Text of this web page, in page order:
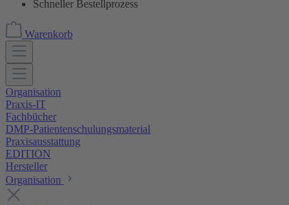
Schneller Bestellprozess
Warenkorb
Organisation
Praxis-IT
Fachbücher
DMP-Patientenschulungsmaterial
Praxisausstattung
EDITION
Hersteller
Organisation